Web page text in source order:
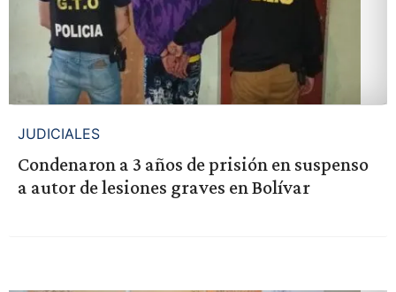
JUDICIALES
Condenaron a 3 años de prisión en suspenso
a autor de lesiones graves en Bolívar